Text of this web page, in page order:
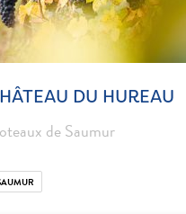
DU HUREAU
de Saumur